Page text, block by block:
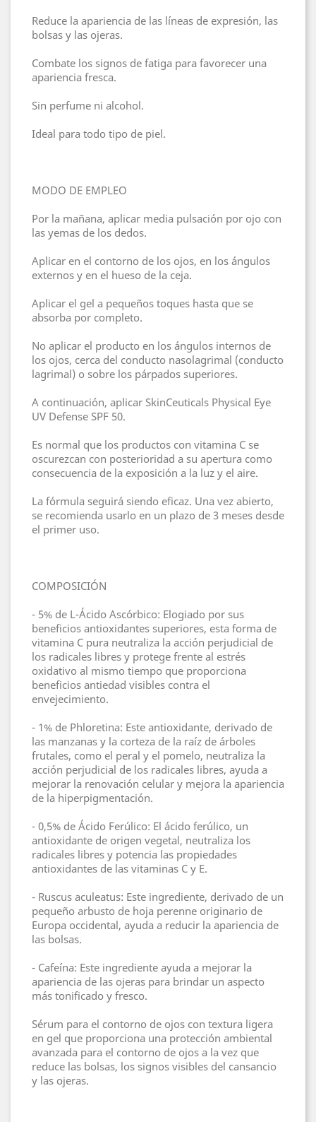
Reduce la apariencia de las líneas de expresión, las
bolsas y las ojeras.
Combate los signos de fatiga para favorecer una
apariencia fresca.
Sin perfume ni alcohol.
Ideal para todo tipo de piel.
MODO DE EMPLEO
Por la mañana, aplicar media pulsación por ojo con
las yemas de los dedos.
Aplicar en el contorno de los ojos, en los ángulos
externos y en el hueso de la ceja.
Aplicar el gel a pequeños toques hasta que se
absorba por completo.
No aplicar el producto en los ángulos internos de
los ojos, cerca del conducto nasolagrimal (conducto
lagrimal) o sobre los párpados superiores.
A continuación, aplicar SkinCeuticals Physical Eye
UV Defense SPF 50.
Es normal que los productos con vitamina C se
oscurezcan con posterioridad a su apertura como
consecuencia de la exposición a la luz y el aire.
La fórmula seguirá siendo eficaz. Una vez abierto,
se recomienda usarlo en un plazo de 3 meses desde
el primer uso.
COMPOSICIÓN
- 5% de L-Ácido Ascórbico: Elogiado por sus
beneficios antioxidantes superiores, esta forma de
vitamina C pura neutraliza la acción perjudicial de
los radicales libres y protege frente al estrés
oxidativo al mismo tiempo que proporciona
beneficios antiedad visibles contra el
envejecimiento.
- 1% de Phloretina: Este antioxidante, derivado de
las manzanas y la corteza de la raíz de árboles
frutales, como el peral y el pomelo, neutraliza la
acción perjudicial de los radicales libres, ayuda a
mejorar la renovación celular y mejora la apariencia
de la hiperpigmentación.
- 0,5% de Ácido Ferúlico: El ácido ferúlico, un
antioxidante de origen vegetal, neutraliza los
radicales libres y potencia las propiedades
antioxidantes de las vitaminas C y E.
- Ruscus aculeatus: Este ingrediente, derivado de un
pequeño arbusto de hoja perenne originario de
Europa occidental, ayuda a reducir la apariencia de
las bolsas.
- Cafeína: Este ingrediente ayuda a mejorar la
apariencia de las ojeras para brindar un aspecto
más tonificado y fresco.
Sérum para el contorno de ojos con textura ligera
en gel que proporciona una protección ambiental
avanzada para el contorno de ojos a la vez que
reduce las bolsas, los signos visibles del cansancio
y las ojeras.